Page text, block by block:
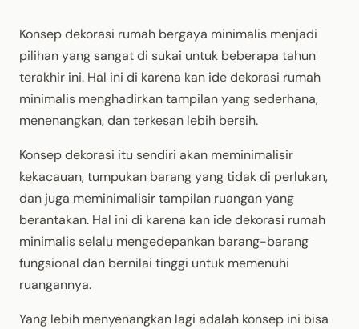
Konsep dekorasi rumah bergaya minimalis menjadi
pilihan yang sangat di sukai untuk beberapa tahun
terakhir ini. Hal ini di karena kan ide dekorasi rumah
minimalis menghadirkan tampilan yang sederhana,
menenangkan, dan terkesan lebih bersih.
Konsep dekorasi itu sendiri akan meminimalisir
kekacauan, tumpukan barang yang tidak di perlukan,
dan juga meminimalisir tampilan ruangan yang
berantakan. Hal ini di karena kan ide dekorasi rumah
minimalis selalu mengedepankan barang-barang
fungsional dan bernilai tinggi untuk memenuhi
ruangannya.
Yang lebih menyenangkan lagi adalah konsep ini bisa